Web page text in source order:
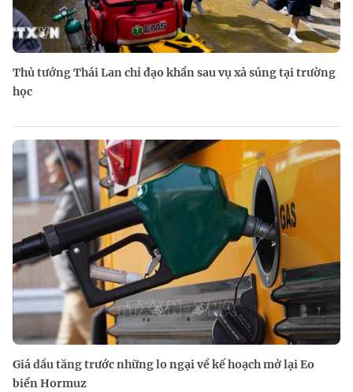
Thủ tướng Thái Lan chỉ đạo khẩn sau vụ xả súng tại trường
học
Giá dầu tăng trước những lo ngại về kế hoạch mở lại Eo
biển Hormuz